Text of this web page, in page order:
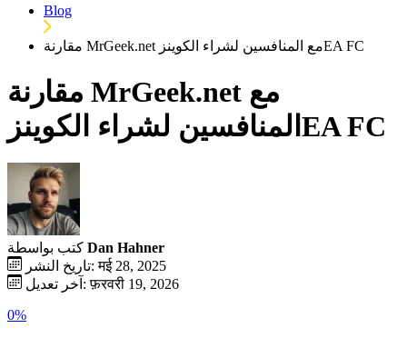
Blog
مقارنة MrGeek.net مع المنافسين لشراء الکوینزEA FC
مقارنة MrGeek.net مع
المنافسين لشراء الکوینزEA FC
كتب بواسطة Dan Hahner
تاريخ النشر: मई 28, 2025
آخر تعديل: फ़रवरी 19, 2026
0%